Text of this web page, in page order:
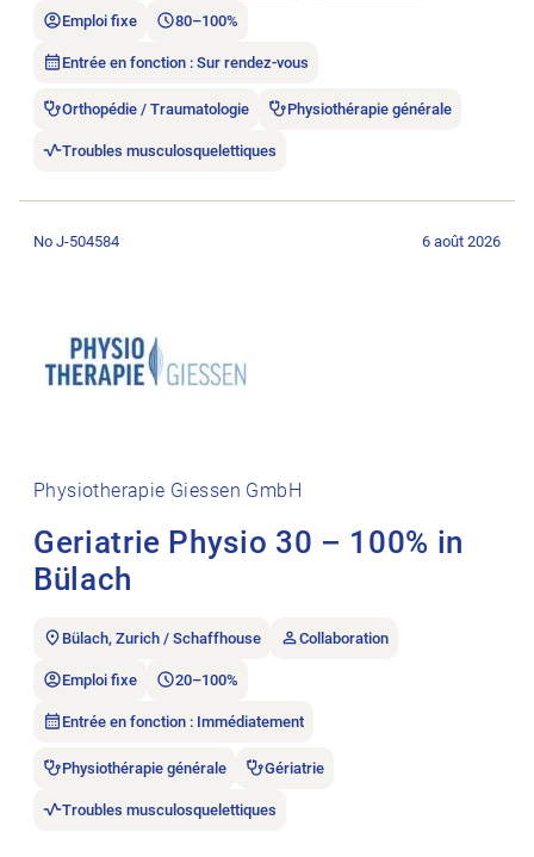
Emploi fixe 80–100%
Entrée en fonction : Sur rendez-vous
Orthopédie / Traumatologie Physiothérapie générale
Troubles musculosquelettiques
Physiotherapie Giessen GmbH
Geriatrie Physio 30 – 100% in
Bülach
No J-504584 6 août 2026
Bülach, Zurich / Schaffhouse Collaboration
Emploi fixe 20–100%
Entrée en fonction : Immédiatement
Physiothérapie générale Gériatrie
Troubles musculosquelettiques